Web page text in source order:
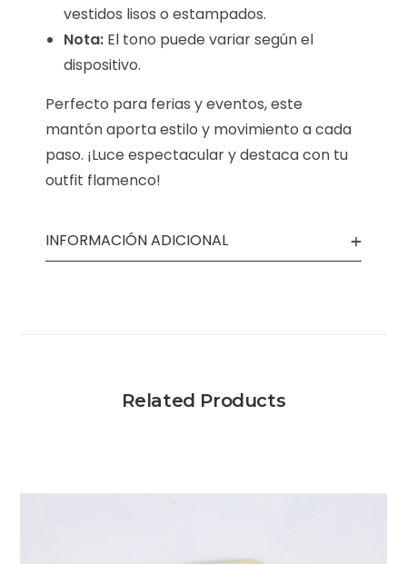
vestidos lisos o estampados.
Nota: El tono puede variar según el
dispositivo.
Perfecto para ferias y eventos, este
mantón aporta estilo y movimiento a cada
paso. ¡Luce espectacular y destaca con tu
outfit flamenco!
INFORMACIÓN ADICIONAL
Related Products